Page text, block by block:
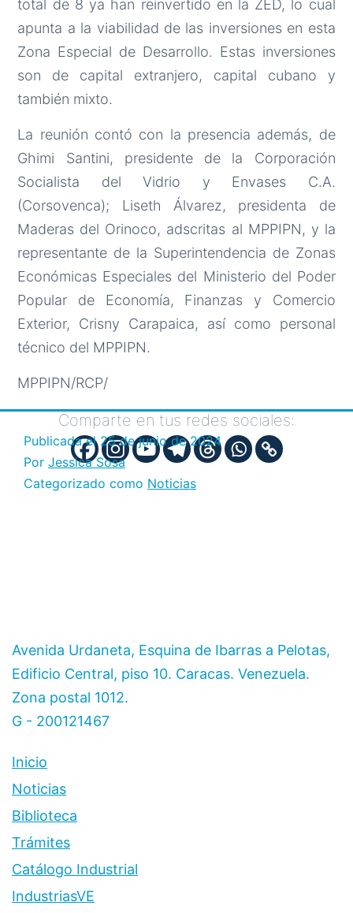
total de 8 ya han reinvertido en la ZED, lo cual
apunta a la viabilidad de las inversiones en esta
Zona Especial de Desarrollo. Estas inversiones
son de capital extranjero, capital cubano y
también mixto.
La reunión contó con la presencia además, de
Ghimi Santini, presidente de la Corporación
Socialista del Vidrio y Envases C.A.
(Corsovenca); Liseth Álvarez, presidenta de
Maderas del Orinoco, adscritas al MPPIPN, y la
representante de la Superintendencia de Zonas
Económicas Especiales del Ministerio del Poder
Popular de Economía, Finanzas y Comercio
Exterior, Crisny Carapaica, así como personal
técnico del MPPIPN.
MPPIPN/RCP/
Comparte en tus redes sociales:
Publicada el 25 de junio de 2024
Por Jessica Sosa
Categorizado como Noticias
Avenida Urdaneta, Esquina de Ibarras a Pelotas,
Edificio Central, piso 10. Caracas. Venezuela.
Zona postal 1012.
G - 200121467
Inicio
Noticias
Biblioteca
Trámites
Catálogo Industrial
IndustriasVE